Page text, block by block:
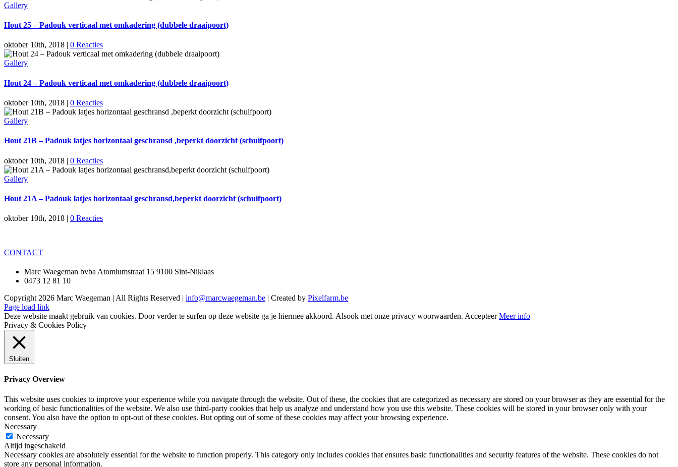
Gallery
Hout 25 – Padouk verticaal met omkadering (dubbele draaipoort)
oktober 10th, 2018 0 Reacties
Gallery
Hout 24 – Padouk verticaal met omkadering (dubbele draaipoort)
oktober 10th, 2018 | 0 Reacties
Gallery
Hout 21B – Padouk latjes horizontaal geschransd ,beperkt doorzicht (schuifpoort)
oktober 10th, 2018 | 0 Reacties
Gallery
Hout 21A – Padouk latjes horizontaal geschransd,beperkt doorzicht (schuifpoort)
oktober 10th, 2018 | 0 Reacties
CONTACT
Marc Waegeman bvba Atomiumstraat 15 9100 Sint-Niklaas
0473 12 81 10
Copyright 2026 Marc Waegeman | All Rights Reserved | info@marcwaegeman.be | Created by Pixelfarm.be
Page load link
Deze website maakt gebruik van cookies. Door verder te surfen op deze website ga je hiermee akkoord. Alsook met onze privacy woorwaarden. Accepteer Meer info
Privacy & Cookies Policy
Sluiten
Privacy Overview
This website uses cookies to improve your experience while you navigate through the website. Out of these, the cookies that are categorized as necessary are stored on your browser as they are essential for the
working of basic functionalities of the website. We also use third-party cookies that help us analyze and understand how you use this website. These cookies will be stored in your browser only with your
consent. You also have the option to opt-out of these cookies. But opting out of some of these cookies may affect your browsing experience.
Necessary
Necessary
Altijd ingeschakeld
Necessary cookies are absolutely essential for the website to function properly. This category only includes cookies that ensures basic functionalities and security features of the website. These cookies do not
store any personal information.